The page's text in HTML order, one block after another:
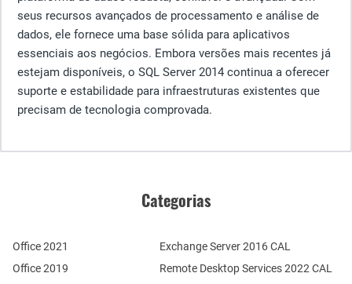
seus recursos avançados de processamento e análise de
dados, ele fornece uma base sólida para aplicativos
essenciais aos negócios. Embora versões mais recentes já
estejam disponíveis, o SQL Server 2014 continua a oferecer
suporte e estabilidade para infraestruturas existentes que
precisam de tecnologia comprovada.
Categorias
Office 2021
Office 2019
Remote Desktop Services 2022 CAL
Exchange Server 2016 CAL